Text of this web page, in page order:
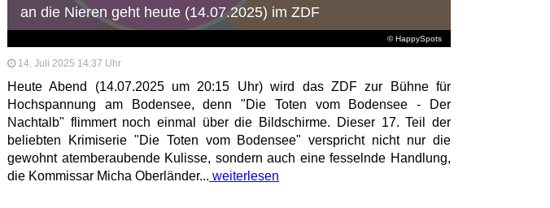
© HappySpots
an die Nieren geht heute (14.07.2025) im ZDF
14. Juli 2025 14:37 Uhr
Heute Abend (14.07.2025 um 20:15 Uhr) wird das ZDF zur Bühne für
Hochspannung am Bodensee, denn "Die Toten vom Bodensee - Der
Nachtalb" flimmert noch einmal über die Bildschirme. Dieser 17. Teil der
beliebten Krimiserie "Die Toten vom Bodensee" verspricht nicht nur die
gewohnt atemberaubende Kulisse, sondern auch eine fesselnde Handlung,
die Kommissar Micha Oberländer... weiterlesen